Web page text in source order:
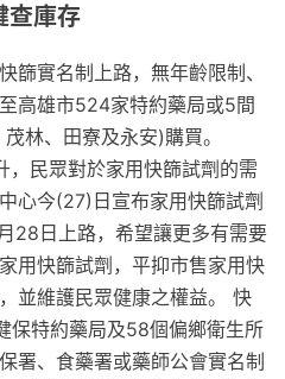
查庫存
篩實名制上路，無年齡限制、
高雄市524家特約藥局或5間
林、田寮及永安)購買。
，民眾對於家用快篩試劑的需
心今(27)日宣布家用快篩試劑
28日上路，希望讓更多有需要
用快篩試劑，平抑市售家用快
並維護民眾健康之權益。 快
保特約藥局及58個偏鄉衛生所
署、食藥署或藥師公會實名制